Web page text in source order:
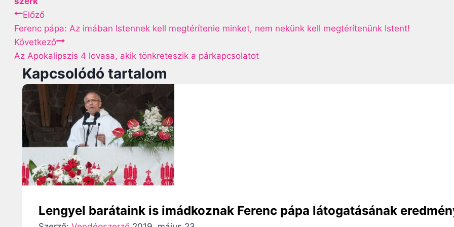
g
s
:
B
e
j
g
Előző
Ferenc pápa: Az imában Istennek kell megtérítenie minket, nem nekünk kell megtérítenünk Istent!
Következő
Az Apokalipszis 4 lovasa, akik tönkreteszik a párkapcsolatot
Kapcsolódó tartalom
Lengyel barátaink is imádkoznak Ferenc pápa látogatásának